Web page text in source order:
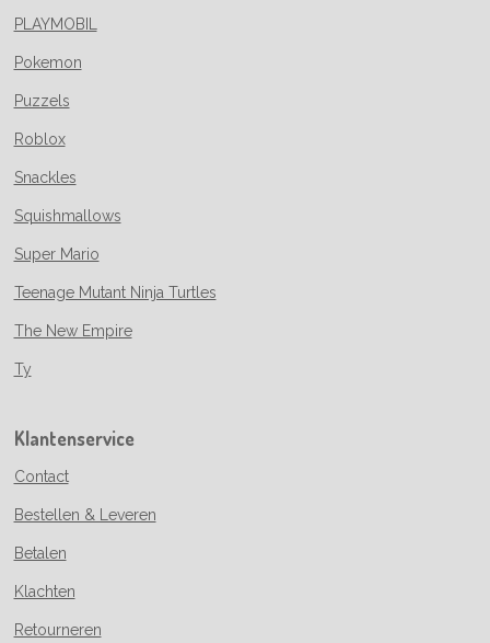
PLAYMOBIL
Pokemon
Puzzels
Roblox
Snackles
Squishmallows
Super Mario
Teenage Mutant Ninja Turtles
The New Empire
Ty
Klantenservice
Contact
Bestellen & Leveren
Betalen
Klachten
Retourneren